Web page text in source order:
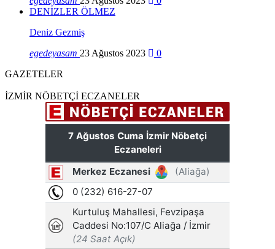
DENİZLER ÖLMEZ
Deniz Gezmiş
egedeyasam 23 Ağustos 2023
0
GAZETELER
İZMİR NÖBETÇİ ECZANELER